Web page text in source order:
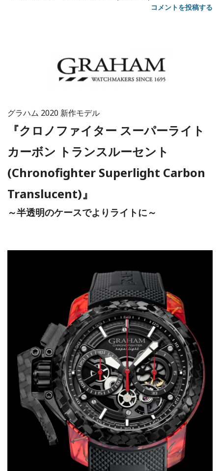
コメントを投稿する
グラハム 2020 新作モデル
『クロノファイター スーパーライト
カーボン トランスルーセント
(Chronofighter Superlight Carbon
Translucent)』
～半透明のケースでよりライトに～